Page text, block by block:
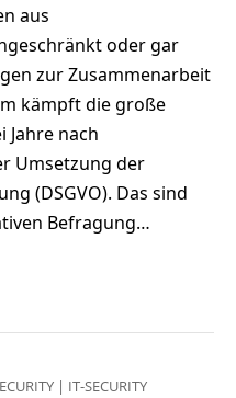
aus
oder gar
zur Zusammenarbeit
kämpft die große
Jahre nach
Umsetzung der
(DSGVO). Das sind
Befragung…
| IT-SECURITY